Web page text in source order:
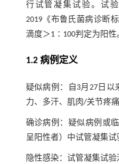
行试管凝集试验。试验
2019《布鲁氏菌病诊断
滴度＞1∶100判定为阳性
1.2 病例定义
疑似病例：自3月27日以
力、多汗、肌肉/关节疼
确诊病例：疑似病例或
呈阳性者）中试管凝集试
隐性感染：试管凝集试